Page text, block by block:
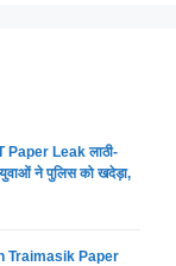
Leak लाठी-
युवाओं ने पुलिस को खदेड़ा,
Traimasik Paper